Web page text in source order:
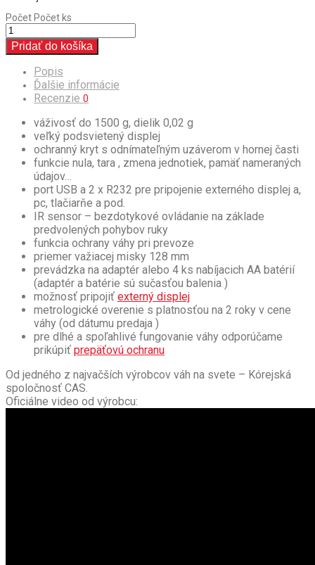
PočetPočet ks
Pridať do košíka
Popis
Ďalšie informácie
Recenzie 0
váživosť do 1500 g, dielik 0,02 g
veľký podsvietený displej
ochranný kryt s odnímateľným uzáverom v hornej časti
funkcie nula, tara , zmena jednotiek, pamäť nameraných
údajov…
port USB a 2 x R232 pre pripojenie externého displej a,
pc, tlačiarňe a pod.
IR sensor – bezdotykové ovládanie na základe
predvolených pohybov ruky
funkcia ochrany váhy pri prevoze
priemer važiacej misky 128 mm
prevádzka na adaptér alebo 4 ks nabíjacich AA batérií
(adaptér a batérie sú sučasťou balenia )
možnosť pripojiť externý displej
metrologické overenie s platnosťou na 2 roky v cene
váhy (od dátumu predaja )
pre dlhé a spoľahlivé fungovanie váhy odporúčame
prikúpiť prepäťovú ochranu
Od jedného z najvačších výrobcov váh na svete – Kórejská
spoločnosť CAS.
Oficiálne video od výrobcu: